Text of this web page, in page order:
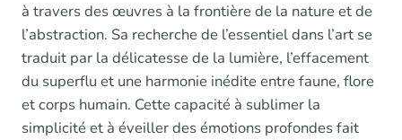
à travers des œuvres à la frontière de la nature et de
l’abstraction. Sa recherche de l’essentiel dans l’art se
traduit par la délicatesse de la lumière, l’effacement
du superflu et une harmonie inédite entre faune, flore
et corps humain. Cette capacité à sublimer la
simplicité et à éveiller des émotions profondes fait